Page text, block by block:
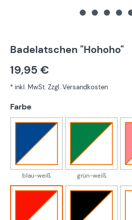
Badelatschen "Hohoho"
19,95 €
* inkl. MwSt. Zzgl. Versandkosten
Farbe
blau-weiß grün-weiß